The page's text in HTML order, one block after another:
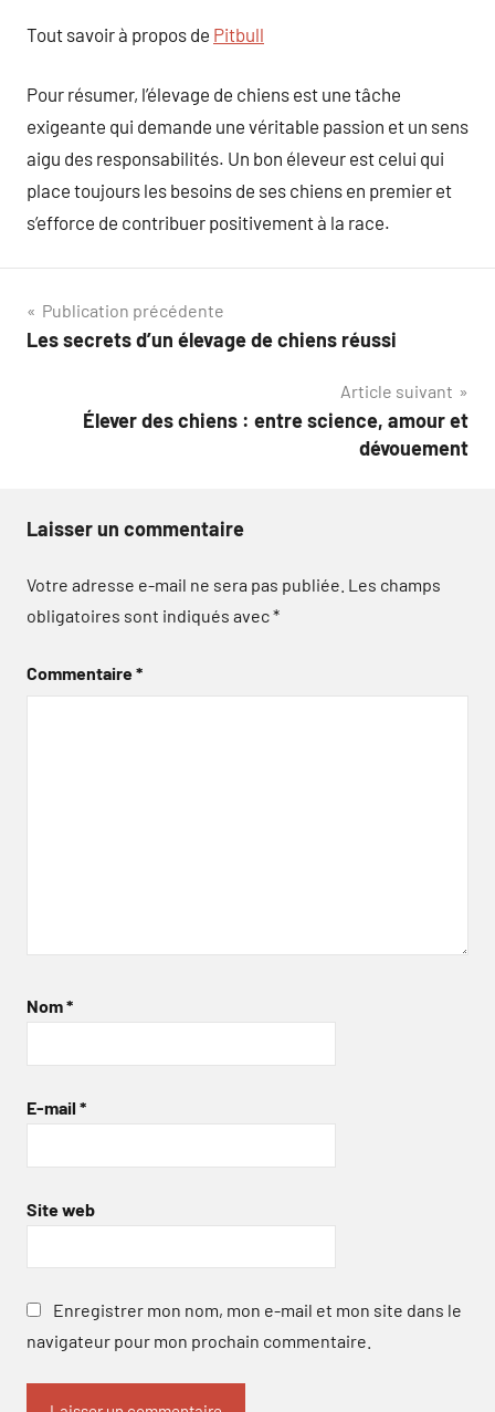
Tout savoir à propos de Pitbull
Pour résumer, l’élevage de chiens est une tâche
exigeante qui demande une véritable passion et un sens
aigu des responsabilités. Un bon éleveur est celui qui
place toujours les besoins de ses chiens en premier et
s’efforce de contribuer positivement à la race.
Navigation
de
l’article
Publication précédente
Les secrets d’un élevage de chiens réussi
Article suivant
Élever des chiens : entre science, amour et
dévouement
Laisser un commentaire
Votre adresse e-mail ne sera pas publiée. Les champs
obligatoires sont indiqués avec*
Commentaire*
Nom*
E-mail *
Site web
Enregistrer mon nom, mon e-mail et mon site dans le
navigateur pour mon prochain commentaire.